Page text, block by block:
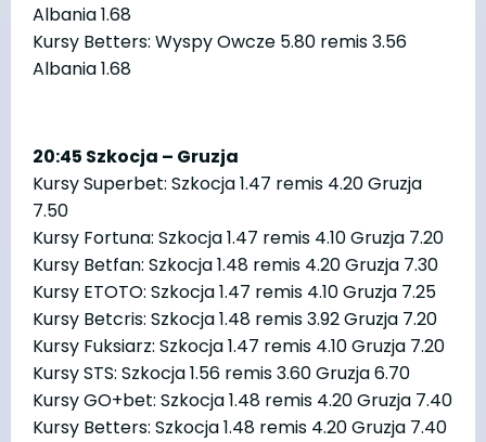
Albania 1.68
Kursy Betters: Wyspy Owcze 5.80 remis 3.56
Albania 1.68
20:45 Szkocja – Gruzja
Kursy Superbet: Szkocja 1.47 remis 4.20 Gruzja
7.50
Kursy Fortuna: Szkocja 1.47 remis 4.10 Gruzja 7.20
Kursy Betfan: Szkocja 1.48 remis 4.20 Gruzja 7.30
Kursy ETOTO: Szkocja 1.47 remis 4.10 Gruzja 7.25
Kursy Betcris: Szkocja 1.48 remis 3.92 Gruzja 7.20
Kursy Fuksiarz: Szkocja 1.47 remis 4.10 Gruzja 7.20
Kursy STS: Szkocja 1.56 remis 3.60 Gruzja 6.70
Kursy GO+bet: Szkocja 1.48 remis 4.20 Gruzja 7.40
Kursy Betters: Szkocja 1.48 remis 4.20 Gruzja 7.40